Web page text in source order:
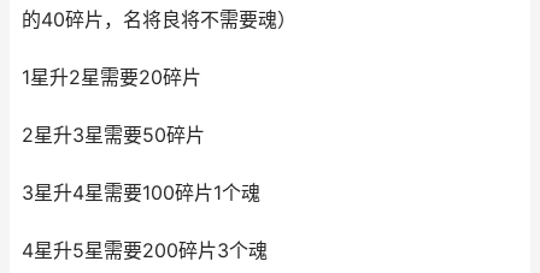
的40碎片，名将良将不需要魂）
1星升2星需要20碎片
2星升3星需要50碎片
3星升4星需要100碎片1个魂
4星升5星需要200碎片3个魂